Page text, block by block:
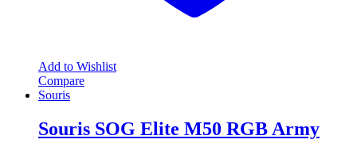
Add to Wishlist
Compare
Souris
Souris SOG Elite M50 RGB Army